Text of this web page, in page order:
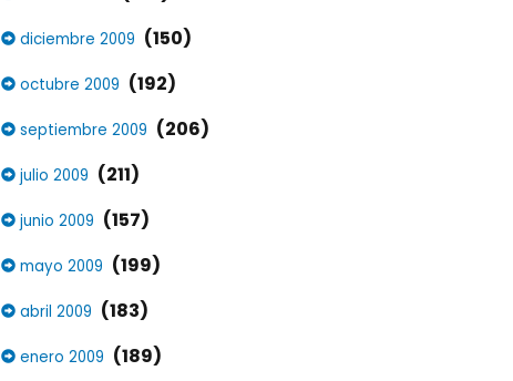
diciembre 2009 (150)
octubre 2009 (192)
septiembre 2009 (206)
julio 2009 (211)
junio 2009 (157)
mayo 2009 (199)
abril 2009 (183)
enero 2009 (189)